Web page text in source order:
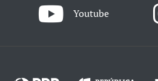
Youtube